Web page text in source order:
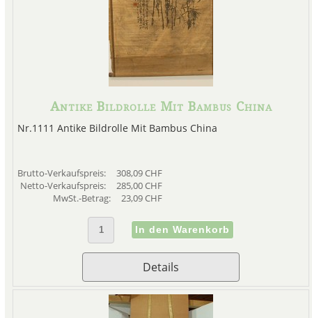
Antike Bildrolle Mit Bambus China
Nr.1111 Antike Bildrolle Mit Bambus China
Brutto-Verkaufspreis:
308,09 CHF
Netto-Verkaufspreis:
285,00 CHF
MwSt.-Betrag:
23,09 CHF
Details